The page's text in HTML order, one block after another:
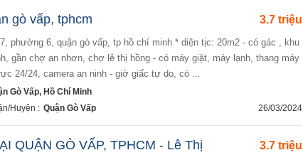
3.7 triệu
gò vấp, tphcm
phường 6, quận gò vấp, tp hồ chí minh * diện tịc: 20m2 - có gác , khu
gần chợ an nhơn, chợ lê thị hồng - có máy giặt, máy lạnh, thang máy
24/24, camera an ninh - giờ giấc tự do, có ...
Gò Vấp, Hồ Chí Minh
Huyện : Quận Gò Vấp 26/03/2024
3.7 triệu
QUẬN GÒ VẤP, TPHCM - Lê Thị